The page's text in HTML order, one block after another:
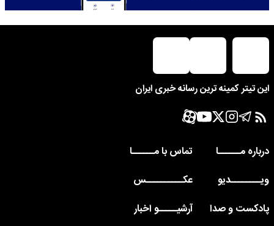
این تیتر کمینه ترین رسانه خبری ایران
درباره مــــــا
تماس با مــــــا
ویــــــــدیو
عکــــــــــس
پادکست و صدا
آرشیـــــو اخبار